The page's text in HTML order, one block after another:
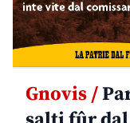
Gnovis /